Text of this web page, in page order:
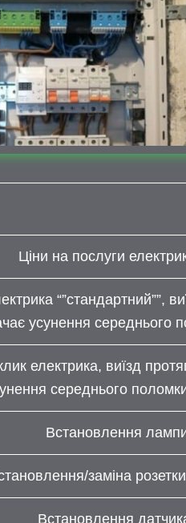
Ціни на послуги
“”стандартний””,
усунення середнього
електрика, виїзд
середнього
Встановлення
заміна
Встановлення